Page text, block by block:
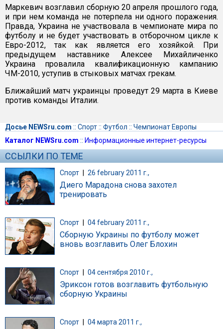
Маркевич возглавил сборную 20 апреля прошлого года,
и при нем команда не потерпела ни одного поражения.
Правда, Украина не участвовала в чемпионате мира по
футболу и не будет участвовать в отборочном цикле к
Евро-2012, так как является его хозяйкой. При
предыдущем наставнике Алексее Михайличенко
Украина провалила квалификационную кампанию
ЧМ-2010, уступив в стыковых матчах грекам.
Ближайший матч украинцы проведут 29 марта в Киеве
против команды Италии.
Досье NEWSru.com :: Спорт:: Футбол :: Чемпионат Европы
Каталог NEWSru.com :: Информационные интернет-ресурсы
ССЫЛКИ ПО ТЕМЕ
Спорт | 26 february 2011 г.,
Диего Марадона снова захотел
тренировать
Спорт 04 february 2011 г.,
Сборную Украины по футболу может
вновь возглавить Олег Блохин
Спорт 04 сентября 2010 г.,
Эриксон готов возглавить футбольную
сборную Украины
Спорт 04 марта 2011 г.,